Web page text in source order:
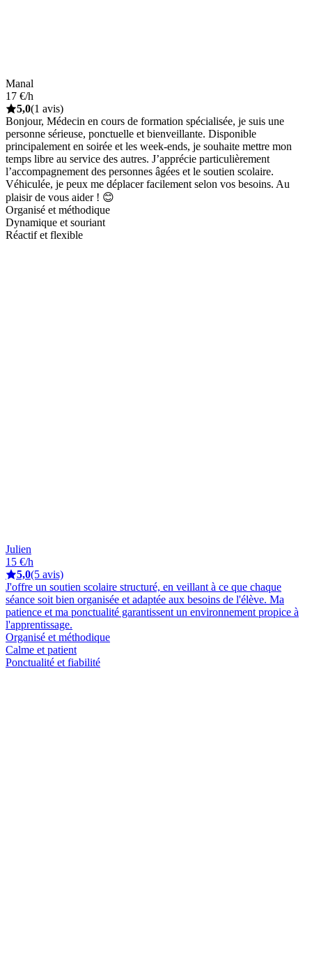
Manal
17 €/h
5,0(1 avis)
Bonjour, Médecin en cours de formation spécialisée, je suis une
personne sérieuse, ponctuelle et bienveillante. Disponible
principalement en soirée et les week-ends, je souhaite mettre mon
temps libre au service des autres. J’apprécie particulièrement
l’accompagnement des personnes âgées et le soutien scolaire.
Véhiculée, je peux me déplacer facilement selon vos besoins. Au
plaisir de vous aider ! 😊
Organisé et méthodique
Dynamique et souriant
Réactif et flexible
Julien
15 €/h
5,0(5 avis)
J'offre un soutien scolaire structuré, en veillant à ce que chaque
séance soit bien organisée et adaptée aux besoins de l'élève. Ma
patience et ma ponctualité garantissent un environnement propice à
l'apprentissage.
Organisé et méthodique
Calme et patient
Ponctualité et fiabilité